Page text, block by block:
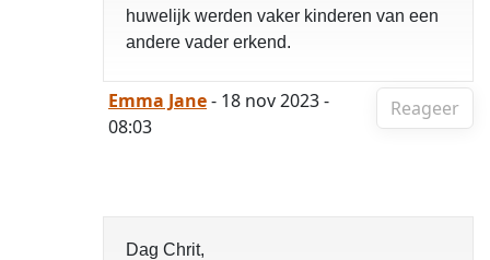
huwelijk werden vaker kinderen van een
andere vader erkend.
Reageer
Emma Jane- 18 nov 2023 -
08:03
Dag Chrit,